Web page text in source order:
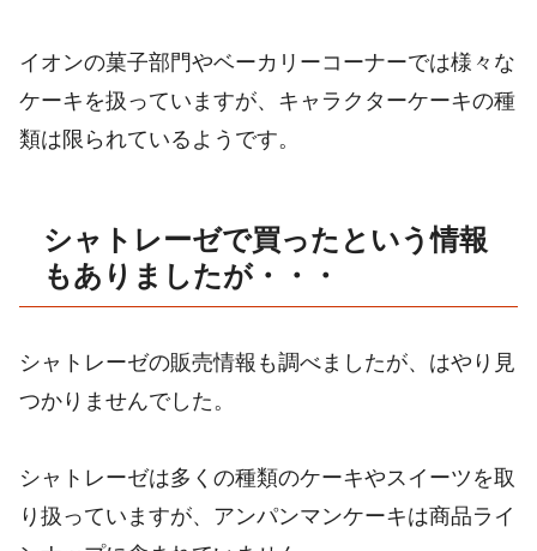
イオンの菓子部門やベーカリーコーナーでは様々な
ケーキを扱っていますが、キャラクターケーキの種
類は限られているようです。
シャトレーゼで買ったという情報
もありましたが・・・
シャトレーゼの販売情報も調べましたが、はやり見
つかりませんでした。
シャトレーゼは多くの種類のケーキやスイーツを取
り扱っていますが、アンパンマンケーキは商品ライ